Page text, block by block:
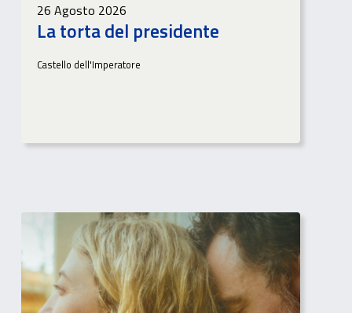
26 Agosto 2026
La torta del presidente
Castello dell'Imperatore